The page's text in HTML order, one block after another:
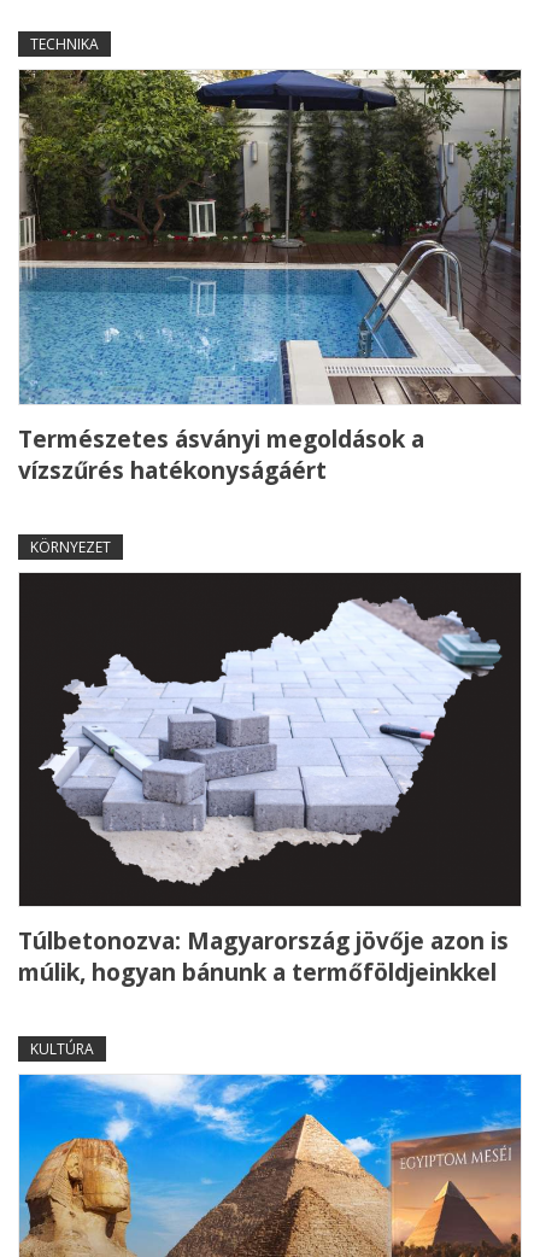
TECHNIKA
Természetes ásványi megoldások a
vízszűrés hatékonyságáért
KÖRNYEZET
Túlbetonozva: Magyarország jövője azon is
múlik, hogyan bánunk a termőföldjeinkkel
KULTÚRA